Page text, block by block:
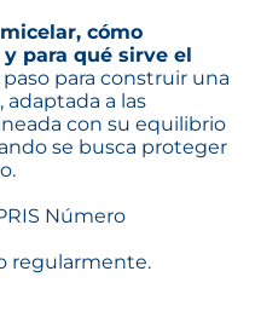
cómo
para qué sirve el
para construir una
a las
con su equilibrio
se busca proteger
Número
regularmente.